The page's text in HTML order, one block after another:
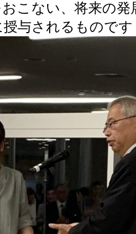
こない、将来の
与されるものです